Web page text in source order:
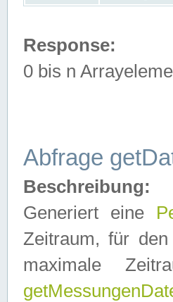
Response:
0 bis n
Abfrage
Beschreibung:
Generiert eine
Zeitraum, für
maximale